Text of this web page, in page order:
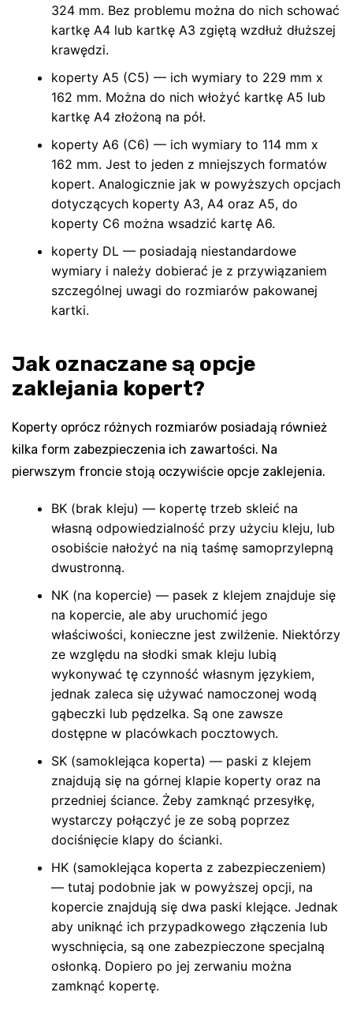
324 mm. Bez problemu można do nich schować
kartkę A4 lub kartkę A3 zgiętą wzdłuż dłuższej
krawędzi.
koperty A5 (C5) — ich wymiary to 229 mm x
162 mm. Można do nich włożyć kartkę A5 lub
kartkę A4 złożoną na pół.
koperty A6 (C6) — ich wymiary to 114 mm x
162 mm. Jest to jeden z mniejszych formatów
kopert. Analogicznie jak w powyższych opcjach
dotyczących koperty A3, A4 oraz A5, do
koperty C6 można wsadzić kartę A6.
koperty DL — posiadają niestandardowe
wymiary i należy dobierać je z przywiązaniem
szczególnej uwagi do rozmiarów pakowanej
kartki.
Jak oznaczane są opcje
zaklejania kopert?
Koperty oprócz różnych rozmiarów posiadają również
kilka form zabezpieczenia ich zawartości. Na
pierwszym froncie stoją oczywiście opcje zaklejenia.
BK (brak kleju) — kopertę trzeb skleić na
własną odpowiedzialność przy użyciu kleju, lub
osobiście nałożyć na nią taśmę samoprzylepną
dwustronną.
NK (na kopercie) — pasek z klejem znajduje się
na kopercie, ale aby uruchomić jego
właściwości, konieczne jest zwilżenie. Niektórzy
ze względu na słodki smak kleju lubią
wykonywać tę czynność własnym językiem,
jednak zaleca się używać namoczonej wodą
gąbeczki lub pędzelka. Są one zawsze
dostępne w placówkach pocztowych.
SK (samoklejąca koperta) — paski z klejem
znajdują się na górnej klapie koperty oraz na
przedniej ściance. Żeby zamknąć przesyłkę,
wystarczy połączyć je ze sobą poprzez
dociśnięcie klapy do ścianki.
HK (samoklejąca koperta z zabezpieczeniem)
— tutaj podobnie jak w powyższej opcji, na
kopercie znajdują się dwa paski klejące. Jednak
aby uniknąć ich przypadkowego złączenia lub
wyschnięcia, są one zabezpieczone specjalną
osłonką. Dopiero po jej zerwaniu można
zamknąć kopertę.